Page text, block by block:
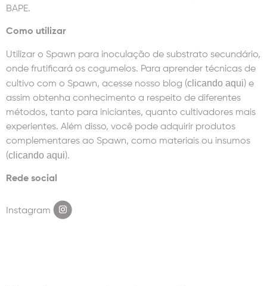
BAPE.
Como utilizar
Utilizar o Spawn para inoculação de substrato secundário,
onde frutificará os cogumelos. Para aprender técnicas de
cultivo com o Spawn, acesse nosso blog (clicando aqui) e
assim obtenha conhecimento a respeito de diferentes
métodos, tanto para iniciantes, quanto cultivadores mais
experientes. Além disso, você pode adquirir produtos
complementares ao Spawn, como materiais ou insumos
(clicando aqui).
Rede social
Instagram